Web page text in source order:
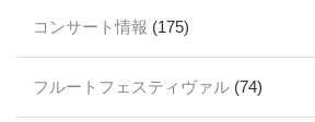
コンサート情報 (175)
フルートフェスティヴァル (74)